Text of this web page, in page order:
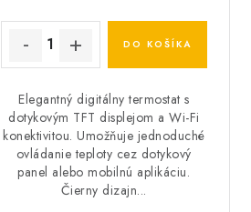
DO KOŠÍKA
Elegantný digitálny termostat s
dotykovým TFT displejom a Wi-Fi
konektivitou. Umožňuje jednoduché
ovládanie teploty cez dotykový
panel alebo mobilnú aplikáciu.
Čierny dizajn...